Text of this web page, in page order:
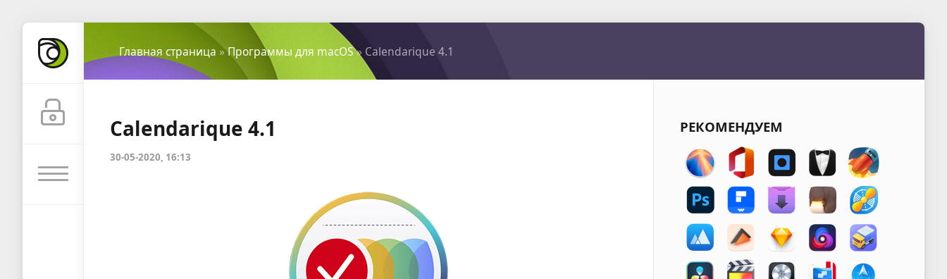
Главная страница »Программы для macOS» Calendarique 4.1
Calendarique 4.1
30-05-2020, 16:13
РЕКОМЕНДУЕМ